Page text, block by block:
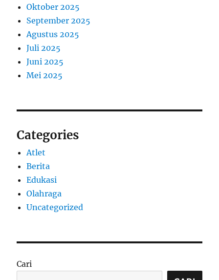
Oktober 2025
September 2025
Agustus 2025
Juli 2025
Juni 2025
Mei 2025
Categories
Atlet
Berita
Edukasi
Olahraga
Uncategorized
Cari